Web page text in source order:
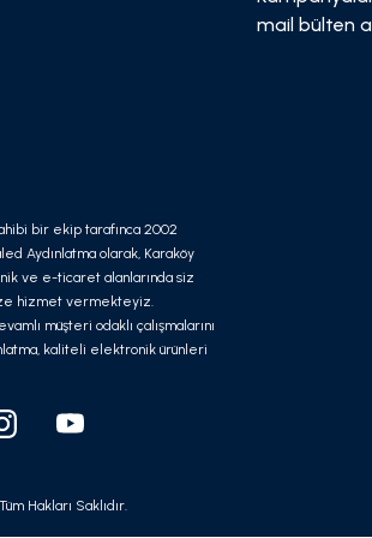
mail bülten
bir ekip tarafınca 2002
Aydınlatma olarak, Karaköy
ve e-ticaret alanlarında siz
hizmet vermekteyiz.
müşteri odaklı çalışmalarını
kaliteli elektronik ürünleri
Hakları Saklıdır.